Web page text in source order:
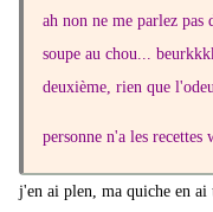
ah non ne me parlez
soupe au chou...
deuxième, rien que
personne n'a les recettes
j'en ai plen, ma quiche en ai